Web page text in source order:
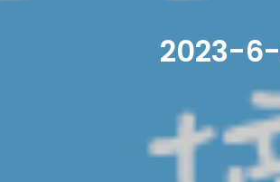
2023-6-